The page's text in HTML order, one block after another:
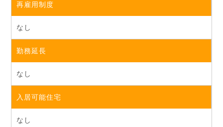
再雇用制度
なし
勤務延長
なし
入居可能住宅
なし